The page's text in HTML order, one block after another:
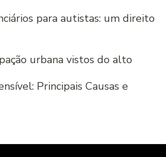
para autistas: um direito
urbana vistos do alto
Principais Causas e